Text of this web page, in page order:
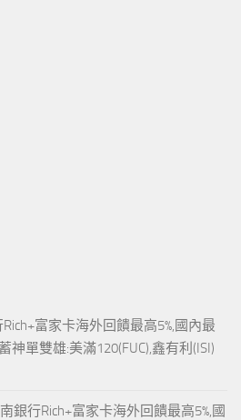
富家卡海外回饋最高5%,國內最
神單雙雄:美滿120(FUC),鑫有利(ISI)
銀行Rich+富家卡海外回饋最高5%,國